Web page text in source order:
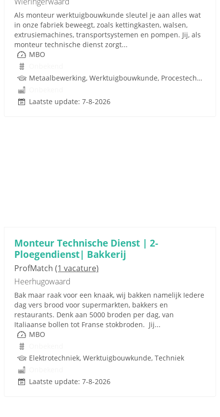
Als monteur werktuigbouwkunde sleutel je aan alles wat
in onze fabriek beweegt, zoals kettingkasten, walsen,
extrusiemachines, transportsystemen en pompen. Jij, als
monteur technische dienst zorgt...
MBO
Metaalbewerking, Werktuigbouwkunde, Procestechnologie, Techniek
Laatste update: 7-8-2026
Monteur Technische Dienst | 2-
Ploegendienst| Bakkerij
ProfMatch (1 vacature)
Heerhugowaard
Bak maar raak voor een knaak, wij bakken namelijk Iedere
dag vers brood voor supermarkten, bakkers en
restaurants. Denk aan 5000 broden per dag, van
Italiaanse bollen tot Franse stokbroden. Jij...
MBO
Elektrotechniek, Werktuigbouwkunde, Techniek
Laatste update: 7-8-2026